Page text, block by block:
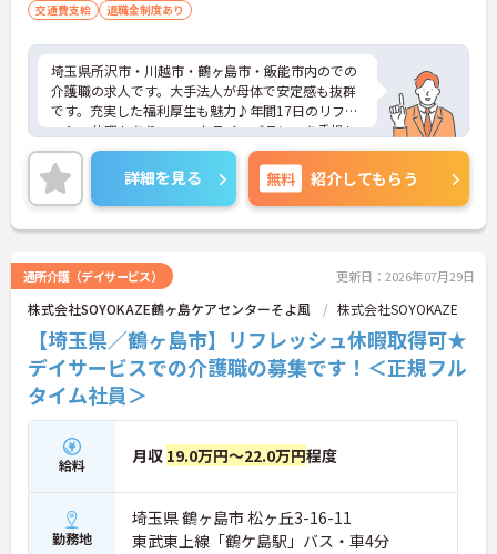
交通費支給
退職金制度あり
埼玉県所沢市・川越市・鶴ヶ島市・飯能市内のでの
介護職の求人です。大手法人が母体で安定感も抜群
です。充実した福利厚生も魅力♪年間17日のリフレ
ッシュ休暇もあり、ワークライフバランスを重視し
た働き方が叶います。ご興味のある方には、面接対
策ポイントなど、さらに詳細をお話しいたしますの
でお気軽にご相談ください！
詳細を見る 無料 紹介してもらう
通所介護（デイサービス） 更新日：2026年07月29日
株式会社SOYOKAZE鶴ヶ島ケアセンターそよ風 株式会社SOYOKAZE
【埼玉県／鶴ヶ島市】リフレッシュ休暇取得可★
デイサービスでの介護職の募集です！＜正規フル
タイム社員＞
給料 月収 19.0万円～22.0万円程度
勤務地
埼玉県 鶴ヶ島市 松ヶ丘3-16-11
東武東上線「鶴ケ島駅」バス・車4分